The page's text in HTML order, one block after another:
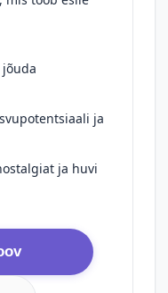
ja
ja huvi